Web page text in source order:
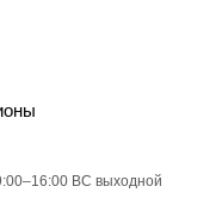
ВС выходной